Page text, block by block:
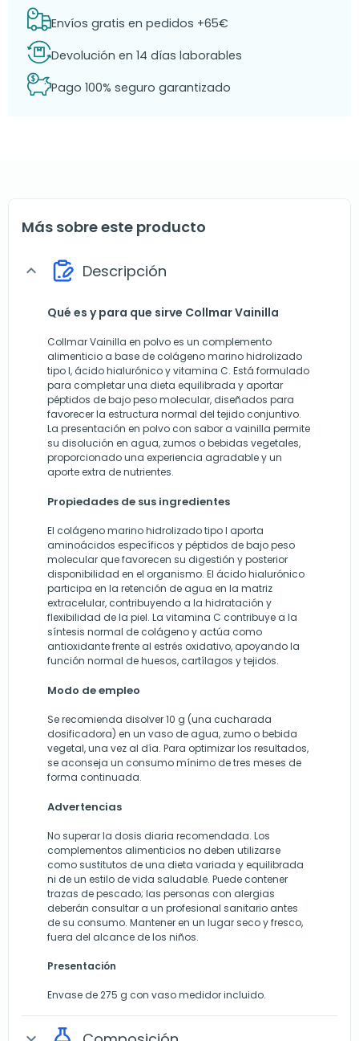
Envíos gratis en pedidos +65€
Devolución en 14 días laborables
Pago 100% seguro garantizado
Más sobre este producto
expand_more Descripción
Qué es y para que sirve Collmar Vainilla
Collmar Vainilla en polvo es un complemento
alimenticio a base de colágeno marino hidrolizado
tipo I, ácido hialurónico y vitamina C. Está formulado
para completar una dieta equilibrada y aportar
péptidos de bajo peso molecular, diseñados para
favorecer la estructura normal del tejido conjuntivo.
La presentación en polvo con sabor a vainilla permite
su disolución en agua, zumos o bebidas vegetales,
proporcionado una experiencia agradable y un
aporte extra de nutrientes.
Propiedades de sus ingredientes
El colágeno marino hidrolizado tipo I aporta
aminoácidos específicos y péptidos de bajo peso
molecular que favorecen su digestión y posterior
disponibilidad en el organismo. El ácido hialurónico
participa en la retención de agua en la matriz
extracelular, contribuyendo a la hidratación y
flexibilidad de la piel. La vitamina C contribuye a la
síntesis normal de colágeno y actúa como
antioxidante frente al estrés oxidativo, apoyando la
función normal de huesos, cartílagos y tejidos.
Modo de empleo
Se recomienda disolver 10 g (una cucharada
dosificadora) en un vaso de agua, zumo o bebida
vegetal, una vez al día. Para optimizar los resultados,
se aconseja un consumo mínimo de tres meses de
forma continuada.
Advertencias
No superar la dosis diaria recomendada. Los
complementos alimenticios no deben utilizarse
como sustitutos de una dieta variada y equilibrada
ni de un estilo de vida saludable. Puede contener
trazas de pescado; las personas con alergias
deberán consultar a un profesional sanitario antes
de su consumo. Mantener en un lugar seco y fresco,
fuera del alcance de los niños.
Presentación
Envase de 275 g con vaso medidor incluido.